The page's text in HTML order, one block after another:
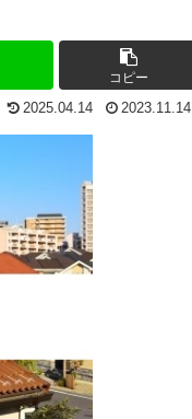
コピー
2025.04.14 2023.11.14